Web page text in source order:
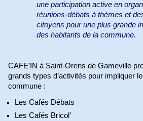
une participation active en
réunions-débats à thèmes et
citoyens pour une plus grande
des habitants de la commune.
CAFE’IN à Saint-Orens de Gameville
grands types d’activités pour impliquer
commune :
Les Cafés Débats
Les Cafés Bricol’